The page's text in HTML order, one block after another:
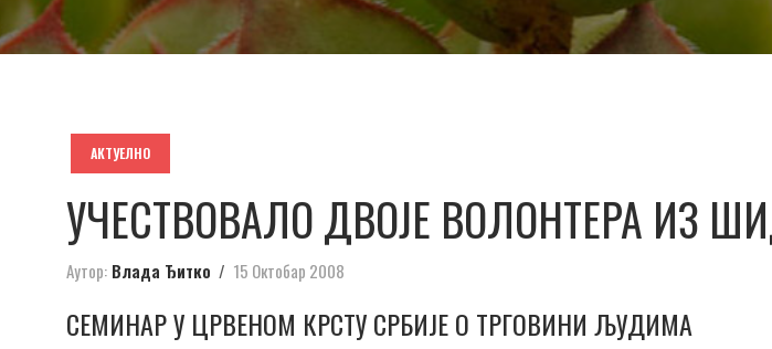
АКТУЕЛНО
УЧЕСТВОВАЛО ДВОЈЕ ВОЛОНТЕРА ИЗ
Аутор: Влада Ђитко 15 Октобар 2008
СЕМИНАР У ЦРВЕНОМ КРСТУ СРБИЈЕ О ТРГОВИНИ ЉУДИМА